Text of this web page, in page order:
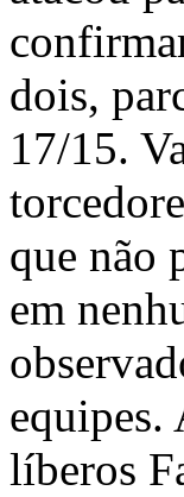
dois,
17/15.
que não
em
equipes.
líberos